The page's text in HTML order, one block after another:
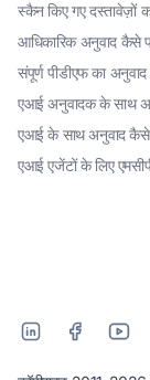
स्कैन किए गए दस्तावेज़ों
आधिकारिक अनुवाद कैसे
संपूर्ण पीडीएफ का
एआई अनुवादक के साथ
एआई के साथ अनुवाद
एआई एजेंटों के लिए